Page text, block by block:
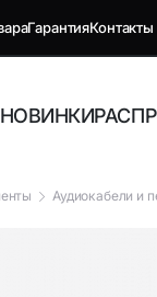
ГарантияКонтакты
НОВИНКИ
Аудиокабели и